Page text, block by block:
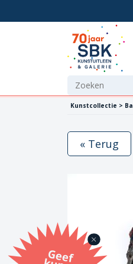
Kunstcollectie >
G
eef
u
n
st
a
d
o
m
et
e SB
K
u
n
stb
o
n
« Terug